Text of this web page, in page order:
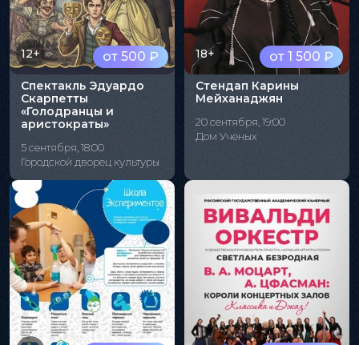
от 500 ₽
12+
Спектакль Эдуардо
Скарпетты
«Голодранцы и
аристократы»
5 сентября, 18:00
Городской дворец культуры
от 1 500 ₽
18+
Стендап Карины
Мейханаджян
20 сентября, 19:00
Дом Ученых